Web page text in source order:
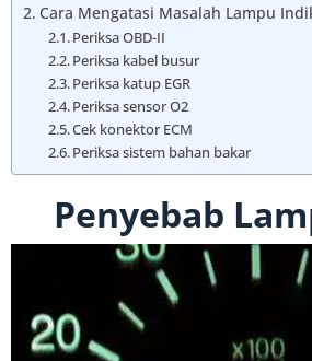
Cara Mengatasi Masalah Lampu
Periksa OBD-II
Periksa kabel busur
Periksa katup EGR
Periksa sensor O2
Cek konektor ECM
Periksa sistem bahan bakar
Penyebab